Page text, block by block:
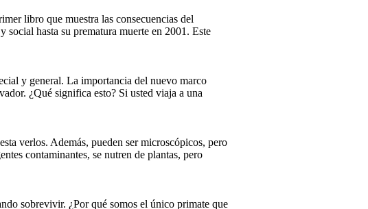
libro que muestra las consecuencias del
hasta su prematura muerte en 2001. Este
y general. La importancia del nuevo marco
¿Qué significa esto? Si usted viaja a una
verlos. Además, pueden ser microscópicos, pero
contaminantes, se nutren de plantas, pero
sobrevivir. ¿Por qué somos el único primate que